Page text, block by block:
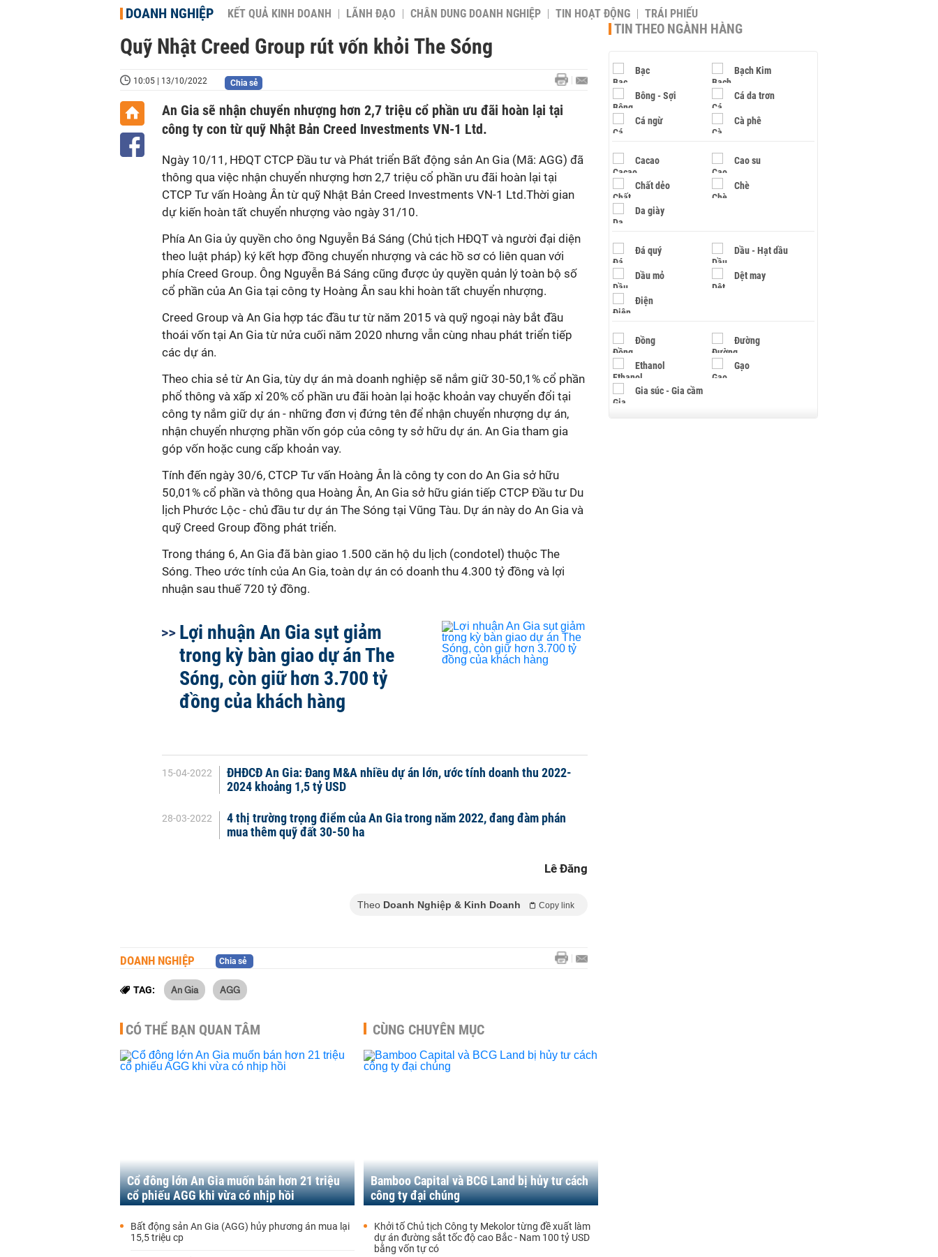
DOANH NGHIỆP KẾT QUẢ KINH DOANH LÃNH ĐẠO CHÂN DUNG DOANH NGHIỆP TIN HOẠT ĐỘNG TRÁI PHIẾU
Quỹ Nhật Creed Group rút vốn khỏi The Sóng
10:05 | 13/10/2022 Chia sẻ
An Gia sẽ nhận chuyển nhượng hơn 2,7 triệu cổ phần ưu đãi hoàn lại tại
công ty con từ quỹ Nhật Bản Creed Investments VN-1 Ltd.
Ngày 10/11, HĐQT CTCP Đầu tư và Phát triển Bất động sản An Gia (Mã: AGG) đã
thông qua việc nhận chuyển nhượng hơn 2,7 triệu cổ phần ưu đãi hoàn lại tại
CTCP Tư vấn Hoàng Ân từ quỹ Nhật Bản Creed Investments VN-1 Ltd.Thời gian
dự kiến hoàn tất chuyển nhượng vào ngày 31/10.
Phía An Gia ủy quyền cho ông Nguyễn Bá Sáng (Chủ tịch HĐQT và người đại diện
theo luật pháp) ký kết hợp đồng chuyển nhượng và các hồ sơ có liên quan với
phía Creed Group. Ông Nguyễn Bá Sáng cũng được ủy quyền quản lý toàn bộ số
cổ phần của An Gia tại công ty Hoàng Ân sau khi hoàn tất chuyển nhượng.
Creed Group và An Gia hợp tác đầu tư từ năm 2015 và quỹ ngoại này bắt đầu
thoái vốn tại An Gia từ nửa cuối năm 2020 nhưng vẫn cùng nhau phát triển tiếp
các dự án.
Theo chia sẻ từ An Gia, tùy dự án mà doanh nghiệp sẽ nắm giữ 30-50,1% cổ phần
phổ thông và xấp xỉ 20% cổ phần ưu đãi hoàn lại hoặc khoản vay chuyển đổi tại
công ty nắm giữ dự án - những đơn vị đứng tên để nhận chuyển nhượng dự án,
nhận chuyển nhượng phần vốn góp của công ty sở hữu dự án. An Gia tham gia
góp vốn hoặc cung cấp khoản vay.
Tính đến ngày 30/6, CTCP Tư vấn Hoàng Ân là công ty con do An Gia sở hữu
50,01% cổ phần và thông qua Hoàng Ân, An Gia sở hữu gián tiếp CTCP Đầu tư Du
lịch Phước Lộc - chủ đầu tư dự án The Sóng tại Vũng Tàu. Dự án này do An Gia và
quỹ Creed Group đồng phát triển.
Trong tháng 6, An Gia đã bàn giao 1.500 căn hộ du lịch (condotel) thuộc The
Sóng. Theo ước tính của An Gia, toàn dự án có doanh thu 4.300 tỷ đồng và lợi
nhuận sau thuế 720 tỷ đồng.
Lợi nhuận An Gia sụt giảm
trong kỳ bàn giao dự án The
Sóng, còn giữ hơn 3.700 tỷ
đồng của khách hàng
15-04-2022
ĐHĐCĐ An Gia: Đang M&A nhiều dự án lớn, ước tính doanh thu 2022-
2024 khoảng 1,5 tỷ USD
28-03-2022
4 thị trường trọng điểm của An Gia trong năm 2022, đang đàm phán
mua thêm quỹ đất 30-50 ha
Lê Đăng
Theo Doanh Nghiệp & Kinh Doanh Copy link
DOANH NGHIỆP Chia sẻ
TAG: An Gia AGG
CÓ THỂ BẠN QUAN TÂM
Cổ đông lớn An Gia muốn bán hơn 21 triệu
cổ phiếu AGG khi vừa có nhịp hồi
Bất động sản An Gia (AGG) hủy phương án mua lại
15,5 triệu cp
CÙNG CHUYÊN MỤC
Bamboo Capital và BCG Land bị hủy tư cách
công ty đại chúng
Khởi tố Chủ tịch Công ty Mekolor từng đề xuất làm
dự án đường sắt tốc độ cao Bắc - Nam 100 tỷ USD
bằng vốn tự có
TIN THEO NGÀNH HÀNG
Bạc Bạch Kim
Bông - Sợi Cá da trơn
Cá ngừ Cà phê
Cacao Cao su
Chất dẻo Chè
Da giày
Đá quý Dầu - Hạt dầu
Dầu mỏ Dệt may
Điện
Đồng Đường
Ethanol Gạo
Gia súc - Gia cầm